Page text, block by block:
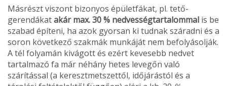
Másrészt viszont bizonyos épületfákat, pl. tető­
gerendákatakár max. 30 % nedvességtartalom­mal is be
szabad építeni, ha azok gyorsan ki tud­nak száradni és a
soron következő szakmák munkáját nem befolyásolják.
A tél folyamán kivá­gott és ezért kevesebb nedvet
tartalmazó fa már néhány hetes levegőn való
szárítással (a ke­resztmetszettől, időjárástól és a